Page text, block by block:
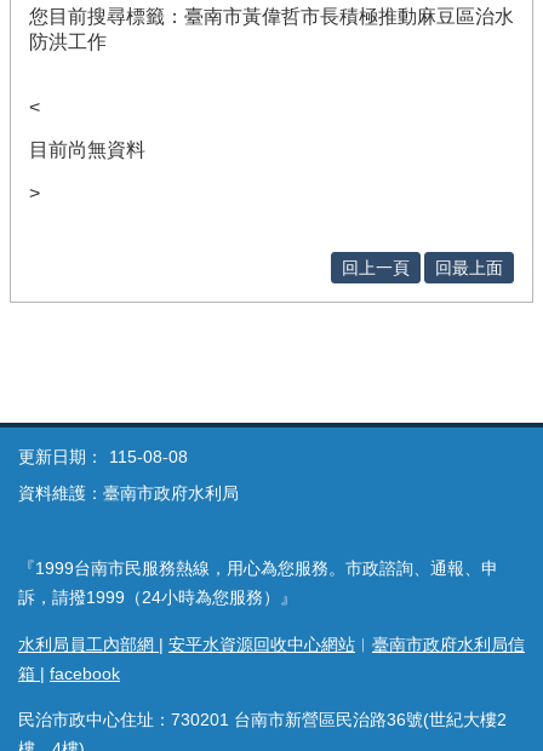
您目前搜尋標籤：臺南市黃偉哲市長積極推動麻豆區治水
防洪工作
<
目前尚無資料
>
回上一頁 回最上面
更新日期：
115-08-08
資料維護：臺南市政府水利局
『1999台南市民服務熱線，用心為您服務。市政諮詢、通報、申
訴，請撥1999（24小時為您服務）』
水利局員工內部網 | 安平水資源回收中心網站 ︱ 臺南市政府水利局信
箱 | facebook
民治市政中心住址：730201 台南市新營區民治路36號(世紀大樓2